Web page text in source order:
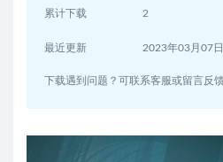
累计下载 2
最近更新 2023年03月07日
下载遇到问题？可联系客服或留言反馈